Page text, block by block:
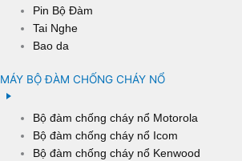
Pin Bộ Đàm
Tai Nghe
Bao da
MÁY BỘ ĐÀM CHỐNG CHÁY NỔ
Bộ đàm chống cháy nổ Motorola
Bộ đàm chống cháy nổ Icom
Bộ đàm chống cháy nổ Kenwood